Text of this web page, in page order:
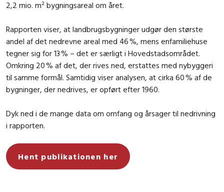
2,2 mio. m² bygningsareal om året.
Rapporten viser, at landbrugsbygninger udgør den største
andel af det nedrevne areal med 46 %, mens enfamiliehuse
tegner sig for 13 % – det er særligt i Hovedstadsområdet.
Omkring 20 % af det, der rives ned, erstattes med nybyggeri
til samme formål. Samtidig viser analysen, at cirka 60 % af de
bygninger, der nedrives, er opført efter 1960.
Dyk ned i de mange data om omfang og årsager til nedrivning
i rapporten.
Hent publikationen her